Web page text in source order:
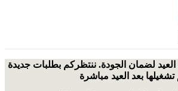
العيد لضمان الجودة. ننتظركم بطلبات جديدة
تشغيلها بعد العيد مباشرة